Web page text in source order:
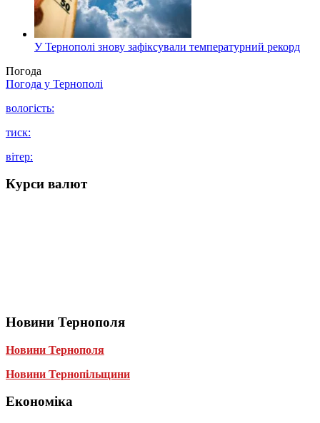
У Тернополі знову зафіксували температурний рекорд
Погода
Погода у Тернополі
вологість:
тиск:
вітер:
Курси валют
Новини Тернополя
Новини Тернополя
Новини Тернопільщини
Економіка